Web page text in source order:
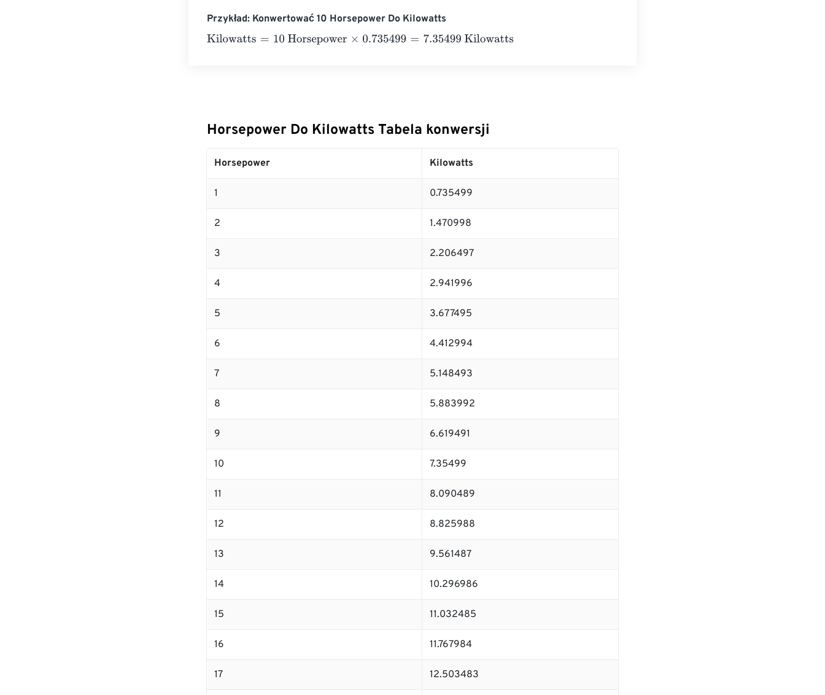
Przykład: Konwertować 10 Horsepower Do Kilowatts
Kilowatts=10 Horsepower×0.735499=7.35499 Kilowatts
Horsepower Do Kilowatts Tabela konwersji
Horsepower Kilowatts
1 0.735499
2 1.470998
3 2.206497
4 2.941996
5 3.677495
6 4.412994
7 5.148493
8 5.883992
9 6.619491
10 7.35499
11 8.090489
12 8.825988
13 9.561487
14 10.296986
15 11.032485
16 11.767984
17 12.503483